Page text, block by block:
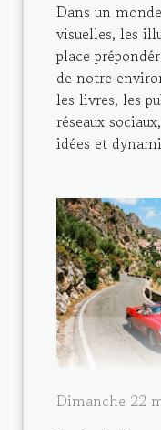
Dans un
visuelles, les
place
de notre
les livres, les
réseaux
idées et
Dimanche 22